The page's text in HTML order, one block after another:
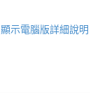
顯示電腦版詳細說明